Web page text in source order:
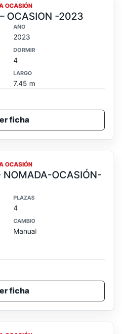
OCASIÓN
OCASION -2023
AÑO
2023
DORMIR
4
LARGO
7.45 m
ficha
OCASIÓN
NOMADA-OCASIÓN-
PLAZAS
4
CAMBIO
Manual
ficha